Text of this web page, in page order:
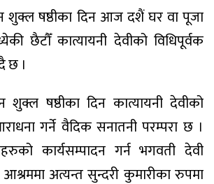
शुक्ल षष्ठीका दिन आज दशैं घर वा पूजा
छैटौँ कात्यायनी देवीको विधिपूर्वक
छ ।
शुक्ल षष्ठीका दिन कात्यायनी देवीको
गर्ने वैदिक सनातनी परम्परा छ ।
कार्यसम्पादन गर्न भगवती देवी
अत्यन्त सुन्दरी कुमारीका रुपमा